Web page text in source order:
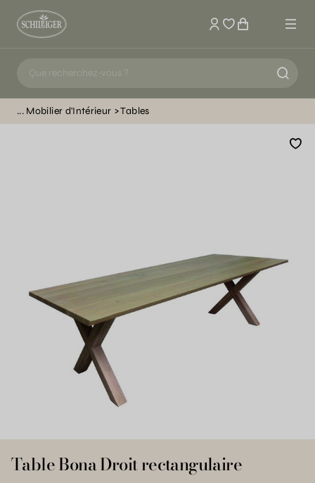
Mon compte
Mobilier d'Intérieur Tables
Table Bona Droit rectangulaire